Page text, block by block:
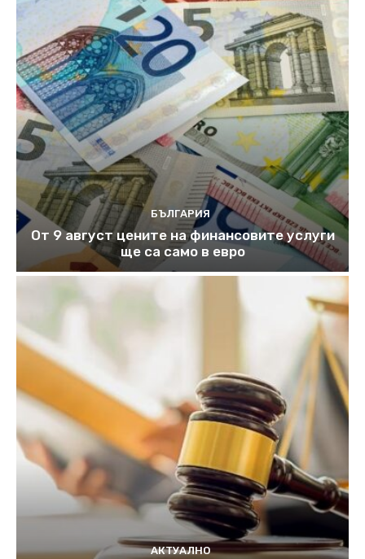
БЪЛГАРИЯ
От 9 август цените на финансовите услуги
ще са само в евро
АКТУАЛНО